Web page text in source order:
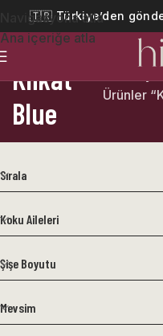
Navigasyona atla
Ana içeriğe atla
🇹🇷 Türkiye’den
Klikat
Blue
Ürünler
Sırala
Koku Aileleri
Şişe Boyutu
Mevsim